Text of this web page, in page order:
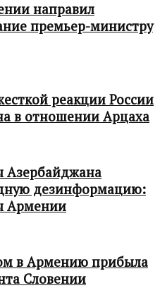
направил
премьер-министру
реакции России
в отношении Арцаха
Азербайджана
дезинформацию:
Армении
в Армению прибыла
Словении